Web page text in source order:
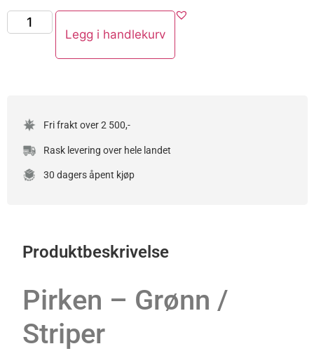
Legg i handlekurv
Fri frakt over 2 500,-
Rask levering over hele landet
30 dagers åpent kjøp
Produktbeskrivelse
Pirken – Grønn /
Striper